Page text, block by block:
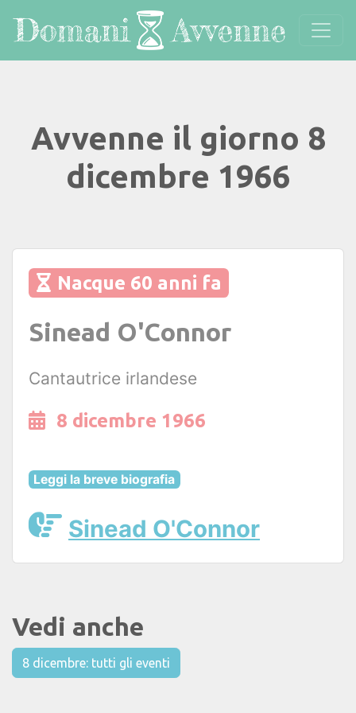
Avvenne il giorno 8
dicembre 1966
Nacque 60 anni fa
Sinead O'Connor
Cantautrice irlandese
8 dicembre 1966
Leggi la breve biografia
Sinead O'Connor
Vedi anche
8 dicembre: tutti gli eventi